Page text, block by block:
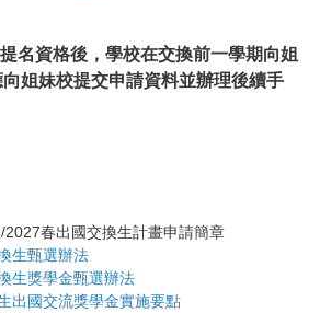
名資格後，學校在交換前一學期向姐
姐妹校提交申請資料並辦理後續手
春出國交換生計畫申請簡章
生甄選辦法
生獎學金甄選辦法
出國交流獎學金實施要點